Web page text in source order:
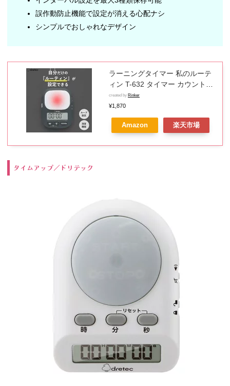
誤作動防止機能で設定が消える心配ナシ
シンプルでおしゃれなデザイン
ラーニングタイマー 私のルーテ
ィン T-632 タイマー カウントダ
ウン 消音 音量切替機能 繰り返し
インターバルタイマー 学習タイ
マー 勉強タイマー 学習用タイマ
ー デジタルタイマー 時計機能 複
created by Rinker
¥1,870
Amazon 楽天市場
タイムアップ／ドリテック